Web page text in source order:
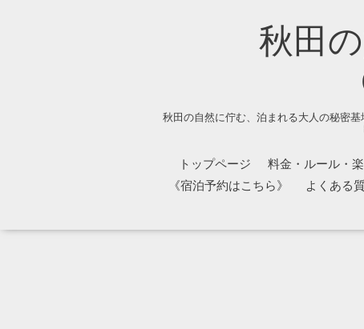
秋田
秋田の自然に佇む、泊まれる大人の秘密
トップページ 料金・ルール・
《宿泊予約はこちら》
よくある